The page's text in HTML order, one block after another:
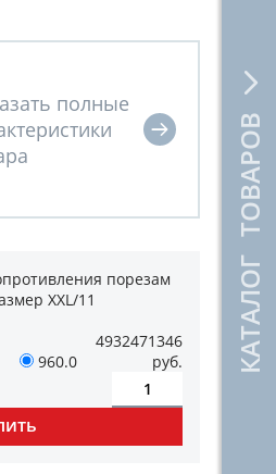
КАТАЛОГ ТОВАРОВ
порезам
XXL/11
4932471346
960.0
руб.